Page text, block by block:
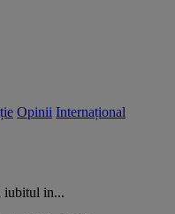
Opinii Internațional
iubitul in...